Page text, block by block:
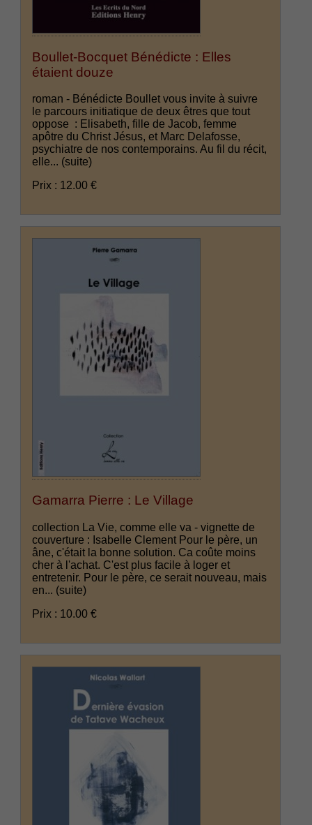
Boullet-Bocquet Bénédicte : Elles
étaient douze
roman - Bénédicte Boullet vous invite à suivre
le parcours initiatique de deux êtres que tout
oppose : Elisabeth, fille de Jacob, femme
apôtre du Christ Jésus, et Marc Delafosse,
psychiatre de nos contemporains. Au fil du récit,
elle... (suite)
Prix : 12.00 €
Gamarra Pierre : Le Village
collection La Vie, comme elle va - vignette de
couverture : Isabelle Clement Pour le père, un
âne, c'était la bonne solution. Ca coûte moins
cher à l'achat. C'est plus facile à loger et
entretenir. Pour le père, ce serait nouveau, mais
en... (suite)
Prix : 10.00 €